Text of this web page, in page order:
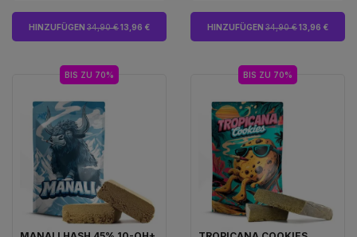
HINZUFÜGEN 34,90 €13,96 € HINZUFÜGEN 34,90 €13,96 €
BIS ZU 70% BIS ZU 70%